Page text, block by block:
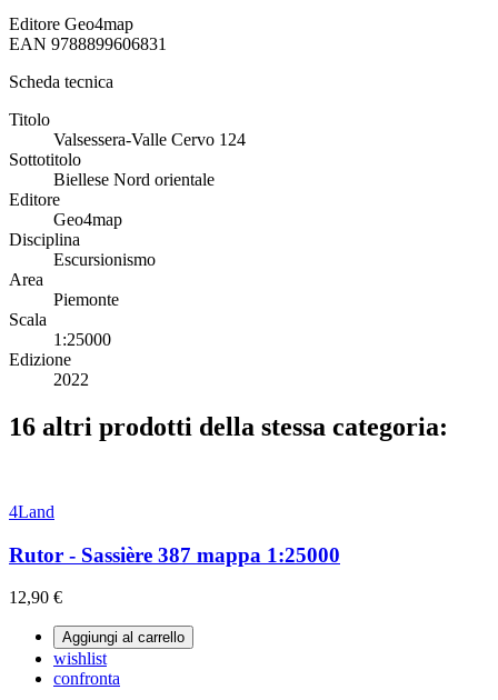
Editore Geo4map
EAN 9788899606831
Scheda tecnica
Titolo
Valsessera-Valle Cervo 124
Sottotitolo
Biellese Nord orientale
Editore
Geo4map
Disciplina
Escursionismo
Area
Piemonte
Scala
1:25000
Edizione
2022
16 altri prodotti della stessa categoria:
4Land
Rutor - Sassière 387 mappa 1:25000
12,90 €
Aggiungi al carrello
wishlist
confronta